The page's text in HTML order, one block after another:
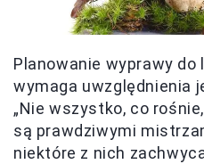
Planowanie wyprawy do
wymaga uwzględnienia
„Nie wszystko, co
są prawdziwymi
niektóre z nich